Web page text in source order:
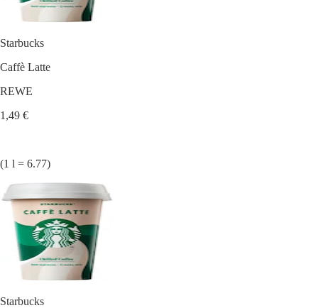
Starbucks
Caffè Latte
REWE
1,49 €
(1 l = 6.77)
Starbucks